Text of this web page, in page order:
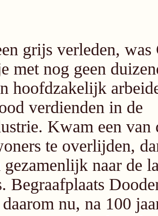
grijs verleden, was
met nog geen
hoofdzakelijk
verdienden in de
Kwam een van
te overlijden,
gezamenlijk naar de
Begraafplaats
nu, na 100